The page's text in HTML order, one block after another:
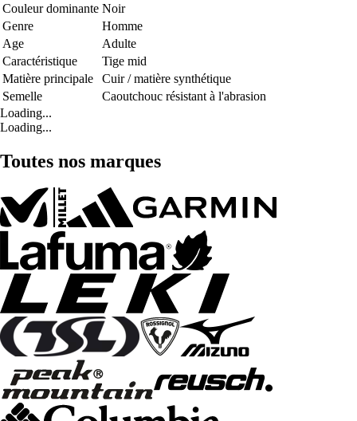
Couleur dominante Noir
Genre
Homme
Age
Adulte
Caractéristique
Tige mid
Matière principale
Cuir / matière synthétique
Semelle
Caoutchouc résistant à l'abrasion
Loading...
Loading...
Toutes nos marques